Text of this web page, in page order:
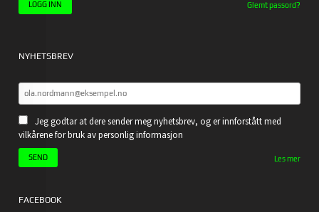
Glemt passord?
NYHETSBREV
Jeg godtar at dere sender meg nyhetsbrev, og er innforstått med
vilkårene for bruk av personlig informasjon
Les mer
FACEBOOK